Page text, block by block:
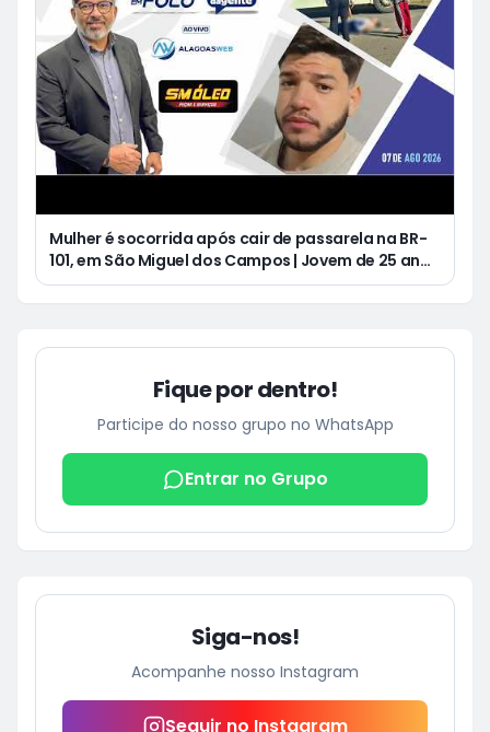
Mulher é socorrida após cair de passarela na BR-
101, em São Miguel dos Campos | Jovem de 25 anos
morre após acidente de moto no Distrito
Fique por dentro!
Participe do nosso grupo no WhatsApp
Entrar no Grupo
Siga-nos!
Acompanhe nosso Instagram
Seguir no Instagram